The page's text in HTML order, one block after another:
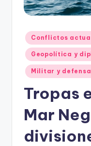
Publicado
en
Conflictos
Geopolítica y
Militar y defensa
Tropas
Mar